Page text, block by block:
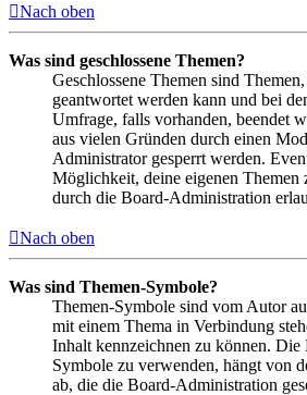
Nach oben
Was sind geschlossene Themen?
Geschlossene Themen sind
geantwortet werden kann und bei
Umfrage, falls vorhanden, beendet
aus vielen Gründen durch einen
Administrator gesperrt werden.
Möglichkeit, deine eigenen Themen
durch die Board-Administration
Nach oben
Was sind Themen-Symbole?
Themen-Symbole sind vom Autor
mit einem Thema in Verbindung
Inhalt kennzeichnen zu können.
Symbole zu verwenden, hängt von
ab, die die Board-Administration